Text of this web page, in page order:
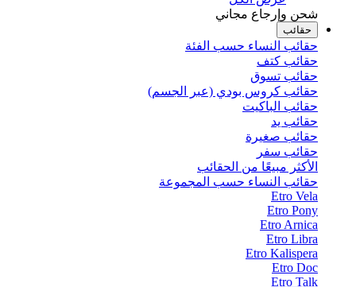
شحن وإرجاع مجاني
حقائب
حقائب النساء حسب الفئة
حقائب كتف
حقائب تسوق
حقائب كروس بودي (عبر الجسم)
حقائب الباكيت
حقائب يد
حقائب صغيرة
حقائب سفر
الأكثر مبيعًا من الحقائب
حقائب النساء حسب المجموعة
Etro Vela
Etro Pony
Etro Arnica
Etro Libra
Etro Kalispera
Etro Doc
Etro Talk